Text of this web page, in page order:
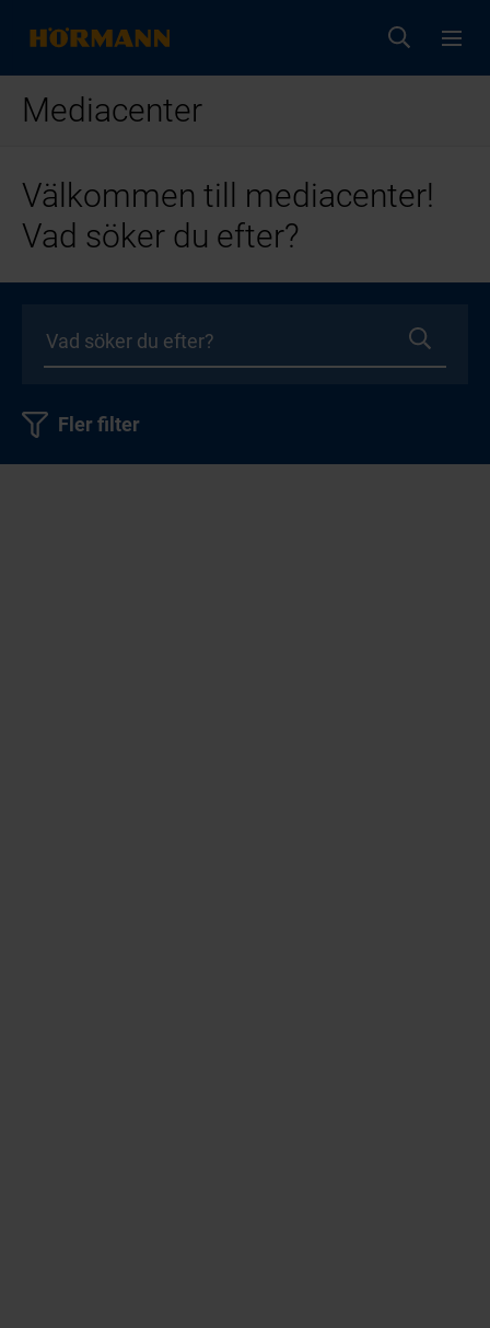
Mediacenter
Välkommen till mediacenter!
Vad söker du efter?
Fler filter